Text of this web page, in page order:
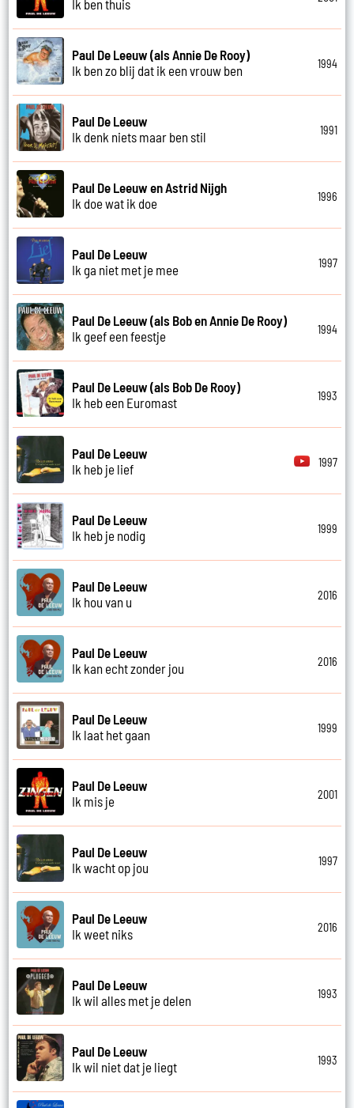
Ik ben thuis
Paul De Leeuw (als Annie De Rooy)
Ik ben zo blij dat ik een vrouw ben
1994
Paul De Leeuw
Ik denk niets maar ben stil
1991
Paul De Leeuw en Astrid Nijgh
Ik doe wat ik doe
1996
Paul De Leeuw
Ik ga niet met je mee
1997
Paul De Leeuw (als Bob en Annie De Rooy)
Ik geef een feestje
1994
Paul De Leeuw (als Bob De Rooy)
Ik heb een Euromast
1993
Paul De Leeuw
Ik heb je lief
1997
Paul De Leeuw
Ik heb je nodig
1999
Paul De Leeuw
Ik hou van u
2016
Paul De Leeuw
Ik kan echt zonder jou
2016
Paul De Leeuw
Ik laat het gaan
1999
Paul De Leeuw
Ik mis je
2001
Paul De Leeuw
Ik wacht op jou
1997
Paul De Leeuw
Ik weet niks
2016
Paul De Leeuw
Ik wil alles met je delen
1993
Paul De Leeuw
Ik wil niet dat je liegt
1993